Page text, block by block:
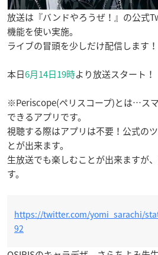
放送は『バンドやろうぜ！』の公式
機能を使い実施。
ライブの冒頭を少しだけ配信します！
本日6月14日19時より放送スタート！
※Periscope(ペリスコープ)とは…ス
できるアプリです。
視聴する際はアプリは不要！公式の
とが出来ます。
生放送でも楽しむことが出来ますが
す。
https://twitter.com/yomi_sarachi/
92